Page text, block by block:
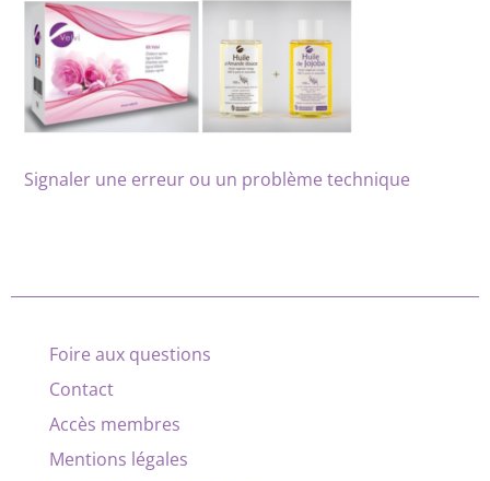
Signaler une erreur ou un problème technique
Foire aux questions
Contact
Accès membres
Mentions légales